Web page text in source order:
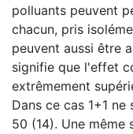
polluants peuvent
chacun, pris
peuvent aussi être
signifie que l'effet
extrêmement
Dans ce cas 1+1
50 (14). Une même